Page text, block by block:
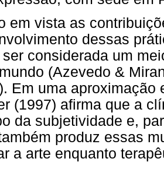
em vista as
dessas
ser considerada um
(Azevedo &
Em uma
(1997) afirma que a
da subjetividade e,
produz essas
a arte enquanto